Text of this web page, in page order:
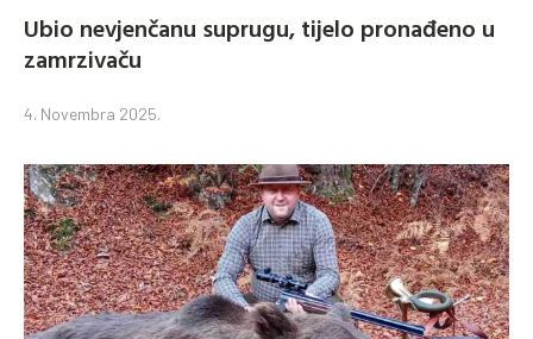
Ubio nevjenčanu suprugu, tijelo pronađeno u
zamrzivaču
4. Novembra 2025.